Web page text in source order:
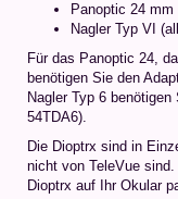
Panoptic 24
Nagler Typ VI
Für das Panoptic 24,
benötigen Sie den
Nagler Typ 6
54TDA6).
Die Dioptrx sind in
nicht von TeleVue
Dioptrx auf Ihr Okular